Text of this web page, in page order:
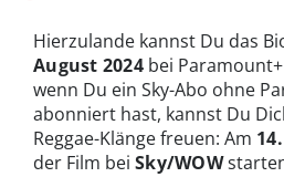
Hierzulande kannst Du das
August 2024bei
wenn Du ein Sky-Abo ohne
abonniert hast, kannst Du
Reggae-Klänge freuen: Am
der Film bei Sky/WOW